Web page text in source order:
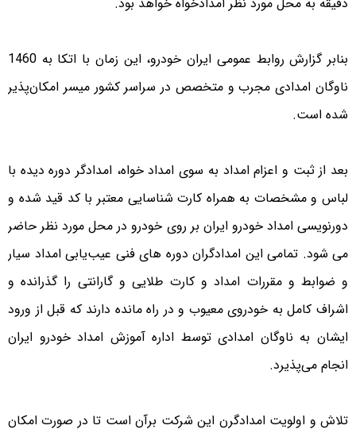
بنابر گزارش روابط عمومی ایران خودرو، این زمان با اتکا به 1460
ناوگان امدادی مجرب و متخصص در سراسر کشور میسر امکان‌پذیر
شده است.
بعد از ثبت و اعزام امداد به سوی امداد خواه، امدادگر دوره دیده با
لباس و مشخصات به همراه کارت شناسایی معتبر با کد قید شده و
دورنویسی امداد خودرو ایران بر روی خودرو در محل مورد نظر حاضر
می شود. تمامی این امدادگران دوره های فنی عیب‌یابی امداد سیار
و ضوابط و مقررات امداد و کارت طلایی و گارانتی را گذرانده و
اشراف کامل به خودروی معیوب و در راه مانده دارند که قبل از ورود
ایشان به ناوگان امدادی توسط اداره آموزش امداد خودرو ایران
انجام می‌پذیرد.
تلاش و اولویت امدادگرن این شرکت برآن است تا در صورت امکان